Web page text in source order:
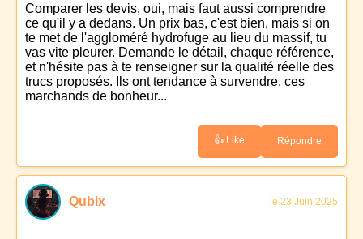
Comparer les devis, oui, mais faut aussi comprendre
ce qu'il y a dedans. Un prix bas, c'est bien, mais si on
te met de l'aggloméré hydrofuge au lieu du massif, tu
vas vite pleurer. Demande le détail, chaque référence,
et n'hésite pas à te renseigner sur la qualité réelle des
trucs proposés. Ils ont tendance à survendre, ces
marchands de bonheur...
👍 Like Répondre
Qubix le 23 Juin 2025